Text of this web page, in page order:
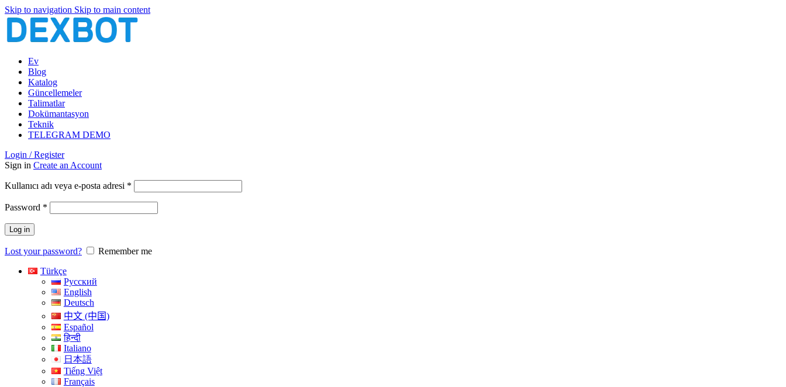
Skip to navigation Skip to main content
Ev
Blog
Katalog
Güncellemeler
Talimatlar
Dokümantasyon
Teknik
TELEGRAM DEMO
Login / Register
Sign in Create an Account
Kullanıcı adı veya e-posta adresi *
Password *
Log in
Lost your password?
Remember me
Türkçe
Русский
English
Deutsch
中文 (中国)
Español
हिन्दी
Italiano
日本語
Tiếng Việt
Français